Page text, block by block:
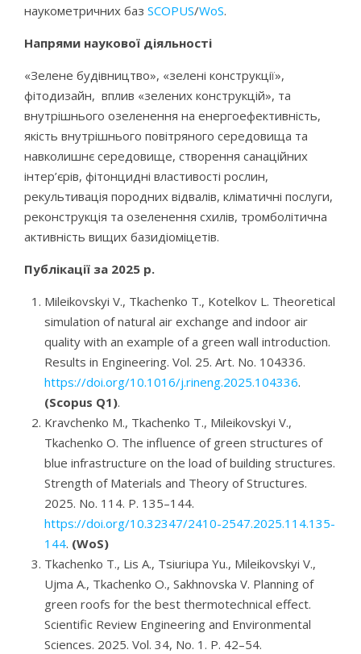
наукометричних баз SCOPUS/WoS.
Напрями наукової діяльності
«Зелене будівництво», «зелені конструкції»,
фітодизайн, вплив «зелених конструкцій», та
внутрішнього озеленення на енергоефективність,
якість внутрішнього повітряного середовища та
навколишнє середовище, створення санаційних
інтер’єрів, фітонцидні властивості рослин,
рекультивація породних відвалів, кліматичні послуги,
реконструкція та озеленення схилів, тромболітична
активність вищих базидіоміцетів.
Публікації за 2025 р.
Mileikovskyi V., Tkachenko T., Kotelkov L. Theoretical
simulation of natural air exchange and indoor air
quality with an example of a green wall introduction.
Results in Engineering. Vol. 25. Art. No. 104336.
https://doi.org/10.1016/j.rineng.2025.104336.
(Scopus Q1).
Kravchenko M., Tkachenko T., Mileikovskyi V.,
Tkachenko O. The influence of green structures of
blue infrastructure on the load of building structures.
Strength of Materials and Theory of Structures.
2025. No. 114. P. 135–144.
https://doi.org/10.32347/2410-2547.2025.114.135-
144. (WoS)
Tkachenko T., Lis A., Tsiuriupa Yu., Mileikovskyi V.,
Ujma A., Tkachenko O., Sakhnovska V. Planning of
green roofs for the best thermotechnical effect.
Scientific Review Engineering and Environmental
Sciences. 2025. Vol. 34, No. 1. P. 42–54.